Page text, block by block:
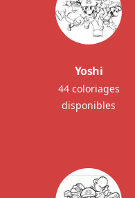
Yoshi
44 coloriages
disponibles